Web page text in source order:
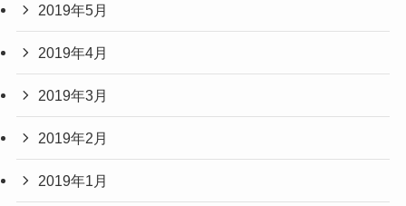
2019年5月
2019年4月
2019年3月
2019年2月
2019年1月